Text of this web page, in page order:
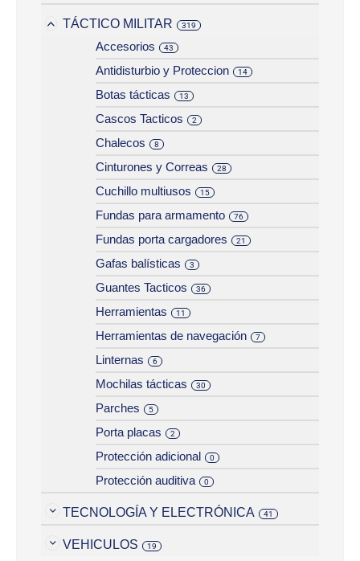
TÁCTICO MILITAR 319
Accesorios 43
Antidisturbio y Proteccion 14
Botas tácticas 13
Cascos Tacticos 2
Chalecos 8
Cinturones y Correas 28
Cuchillo multiusos 15
Fundas para armamento 76
Fundas porta cargadores 21
Gafas balísticas 3
Guantes Tacticos 36
Herramientas 11
Herramientas de navegación 7
Linternas 6
Mochilas tácticas 30
Parches 5
Porta placas 2
Protección adicional 0
Protección auditiva 0
TECNOLOGÍA Y ELECTRÓNICA 41
VEHICULOS 19